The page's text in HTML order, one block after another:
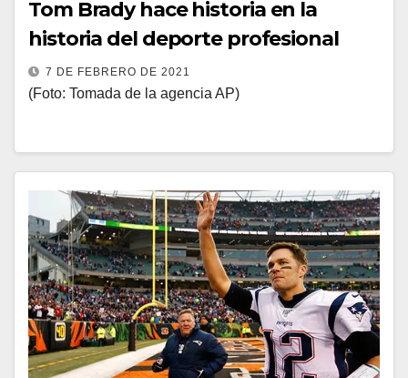
Tom Brady hace historia en la
historia del deporte profesional
7 DE FEBRERO DE 2021
(Foto: Tomada de la agencia AP)